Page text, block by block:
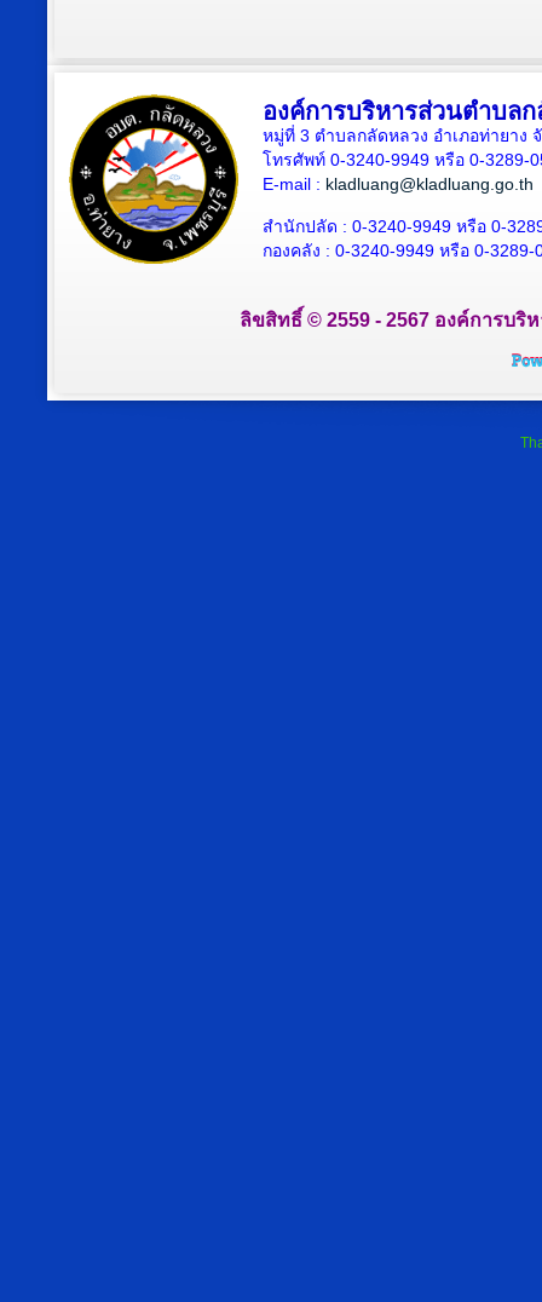
องค์การบริหารส่วนตำบลก
หมู่ที่ 3 ตำบลกลัดหลวง อำเภอท่ายาง
โทรศัพท์ 0-3240-9949 หรือ 0-3289-
E-mail : kladluang@kladluang.go.th
สำนักปลัด : 0-3240-9949 หรือ 0-
กองคลัง : 0-3240-9949 หรือ 0-3289-
ลิขสิทธิ์ © 2559 - 2567 องค์การบริ